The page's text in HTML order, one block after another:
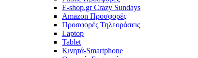
E-shop.gr Crazy Sundays
Amazon Προσφορές
Προσφορές Τηλεοράσεις
Laptop
Tablet
Κινητά-Smartphone